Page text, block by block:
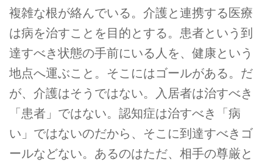
複雑な根が絡んでいる。介護と連携する医療
は病を治すことを目的とする。患者という到
達すべき状態の手前にいる人を、健康という
地点へ運ぶこと。そこにはゴールがある。だ
が、介護はそうではない。入居者は治すべき
「患者」ではない。認知症は治すべき「病
い」ではないのだから、そこに到達すべきゴ
ールなどない。あるのはただ、相手の尊厳と